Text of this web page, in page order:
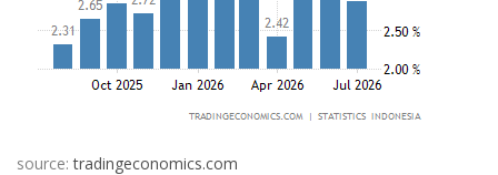
source:tradingeconomics.com